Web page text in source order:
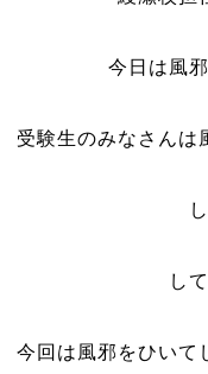
今日は風
受験生のみなさんは
し
今回は風邪をひいて